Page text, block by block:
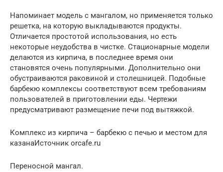
Напоминает модель с мангалом, но применяется только
решетка, на которую выкладываются продукты.
Отличается простотой использования, но есть
некоторые неудобства в чистке. Стационарные модели
делаются из кирпича, в последнее время они
становятся очень популярными. Дополнительно они
обустраиваются раковиной и столешницей. Подобные
барбекю комплексы соответствуют всем требованиям
пользователей в приготовлении еды. Чертежи
предусматривают размещение печи под вытяжкой.
Комплекс из кирпича – барбекю с печью и местом для
казанаИсточник orcafe.ru
Переносной мангал.